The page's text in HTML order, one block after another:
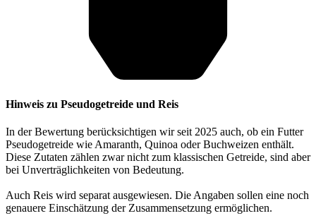
Hinweis zu Pseudogetreide und Reis
In der Bewertung berücksichtigen wir seit 2025 auch, ob ein Futter
Pseudogetreide wie Amaranth, Quinoa oder Buchweizen enthält.
Diese Zutaten zählen zwar nicht zum klassischen Getreide, sind aber
bei Unverträglichkeiten von Bedeutung.
Auch Reis wird separat ausgewiesen. Die Angaben sollen eine noch
genauere Einschätzung der Zusammensetzung ermöglichen.